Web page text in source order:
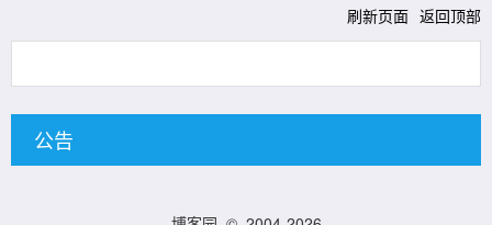
刷新页面 返回顶部
公告